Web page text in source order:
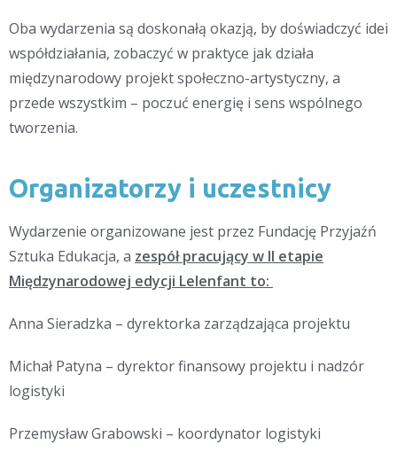
Oba wydarzenia są doskonałą okazją, by doświadczyć idei
współdziałania, zobaczyć w praktyce jak działa
międzynarodowy projekt społeczno-artystyczny, a
przede wszystkim – poczuć energię i sens wspólnego
tworzenia.
Organizatorzy i uczestnicy
Wydarzenie organizowane jest przez Fundację Przyjaźń
Sztuka Edukacja, a zespół pracujący w II etapie
Międzynarodowej edycji Lelenfant to:
Anna Sieradzka – dyrektorka zarządzająca projektu
Michał Patyna – dyrektor finansowy projektu i nadzór
logistyki
Przemysław Grabowski – koordynator logistyki